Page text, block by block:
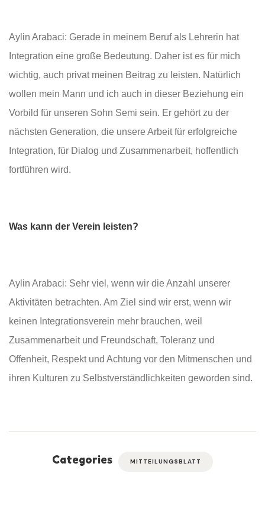
Aylin Arabaci: Gerade in meinem Beruf als Lehrerin hat
Integration eine große Bedeutung. Daher ist es für mich
wichtig, auch privat meinen Beitrag zu leisten. Natürlich
wollen mein Mann und ich auch in dieser Beziehung ein
Vorbild für unseren Sohn Semi sein. Er gehört zu der
nächsten Generation, die unsere Arbeit für erfolgreiche
Integration, für Dialog und Zusammenarbeit, hoffentlich
fortführen wird.
Was kann der Verein leisten?
Aylin Arabaci: Sehr viel, wenn wir die Anzahl unserer
Aktivitäten betrachten. Am Ziel sind wir erst, wenn wir
keinen Integrationsverein mehr brauchen, weil
Zusammenarbeit und Freundschaft, Toleranz und
Offenheit, Respekt und Achtung vor den Mitmenschen und
ihren Kulturen zu Selbstverständlichkeiten geworden sind.
Categories MITTEILUNGSBLATT